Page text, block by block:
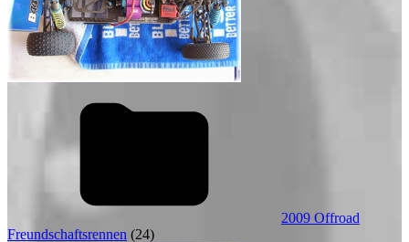
2009 Offroad
Freundschaftsrennen (24)